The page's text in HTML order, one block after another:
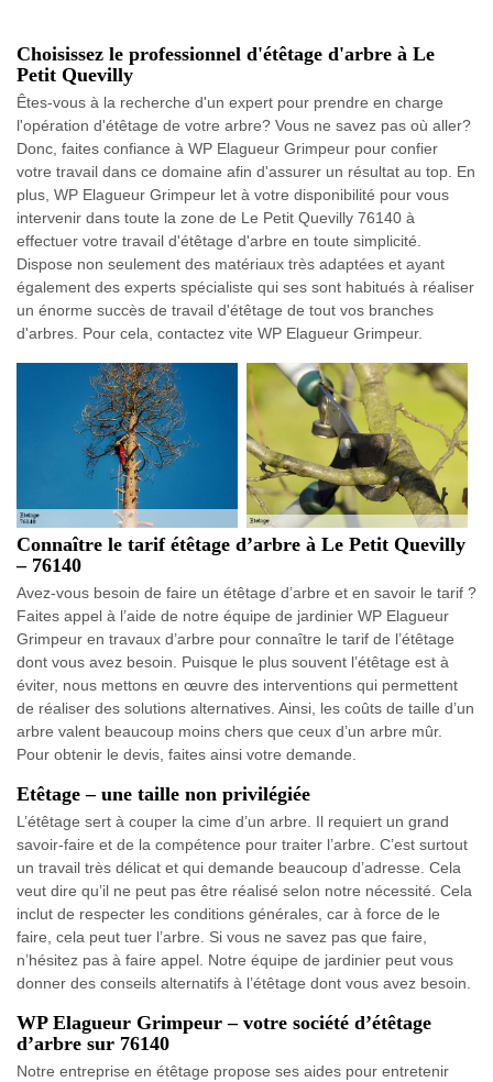
Choisissez le professionnel d'étêtage d'arbre à Le
Petit Quevilly
Êtes-vous à la recherche d'un expert pour prendre en charge
l'opération d'étêtage de votre arbre? Vous ne savez pas où aller?
Donc, faites confiance à WP Elagueur Grimpeur pour confier
votre travail dans ce domaine afin d'assurer un résultat au top. En
plus, WP Elagueur Grimpeur let à votre disponibilité pour vous
intervenir dans toute la zone de Le Petit Quevilly 76140 à
effectuer votre travail d'étêtage d'arbre en toute simplicité.
Dispose non seulement des matériaux très adaptées et ayant
également des experts spécialiste qui ses sont habitués à réaliser
un énorme succès de travail d'étêtage de tout vos branches
d'arbres. Pour cela, contactez vite WP Elagueur Grimpeur.
Connaître le tarif étêtage d’arbre à Le Petit Quevilly
– 76140
Avez-vous besoin de faire un étêtage d’arbre et en savoir le tarif ?
Faites appel à l’aide de notre équipe de jardinier WP Elagueur
Grimpeur en travaux d’arbre pour connaître le tarif de l’étêtage
dont vous avez besoin. Puisque le plus souvent l’étêtage est à
éviter, nous mettons en œuvre des interventions qui permettent
de réaliser des solutions alternatives. Ainsi, les coûts de taille d’un
arbre valent beaucoup moins chers que ceux d’un arbre mûr.
Pour obtenir le devis, faites ainsi votre demande.
Etêtage – une taille non privilégiée
L’étêtage sert à couper la cime d’un arbre. Il requiert un grand
savoir-faire et de la compétence pour traiter l’arbre. C’est surtout
un travail très délicat et qui demande beaucoup d’adresse. Cela
veut dire qu’il ne peut pas être réalisé selon notre nécessité. Cela
inclut de respecter les conditions générales, car à force de le
faire, cela peut tuer l’arbre. Si vous ne savez pas que faire,
n’hésitez pas à faire appel. Notre équipe de jardinier peut vous
donner des conseils alternatifs à l’étêtage dont vous avez besoin.
WP Elagueur Grimpeur – votre société d’étêtage
d’arbre sur 76140
Notre entreprise en étêtage propose ses aides pour entretenir